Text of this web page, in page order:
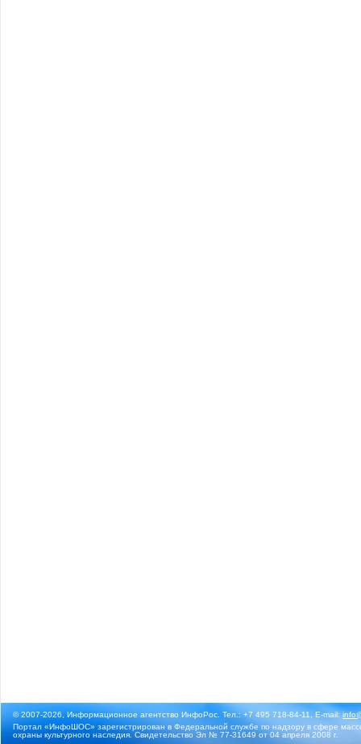
© 2007-2026, Информационное агентство ИнфоРос. Тел.: +7 495 718-84-11, E-mail:
Портал «ИнфоШОС» зарегистрирован в Федеральной службе по надзору в сфере
охраны культурного наследия. Свидетельство Эл № 77-31649 от 04 апреля 2008 г.